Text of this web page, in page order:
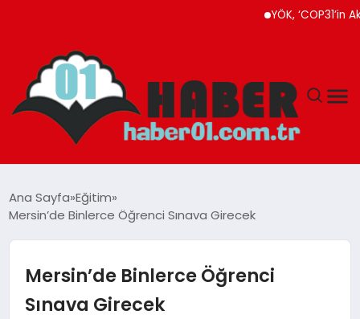
YÖK, ‘COP31’in
YAŞAM
GÜNDEM
Ana Sayfa Eğitim
Mersin’de Binlerce Öğrenci Sınava Girecek
Mersin’de Binlerce Öğrenci
Sınava Girecek